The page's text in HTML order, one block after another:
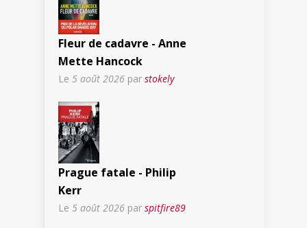
Fleur de cadavre - Anne
Mette Hancock
Le 5 août 2026 par stokely
Prague fatale - Philip
Kerr
Le 5 août 2026 par spitfire89